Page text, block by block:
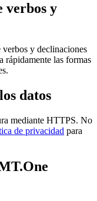
verbos y
y declinaciones
rápidamente las formas
datos
mediante HTTPS. No
de privacidad para